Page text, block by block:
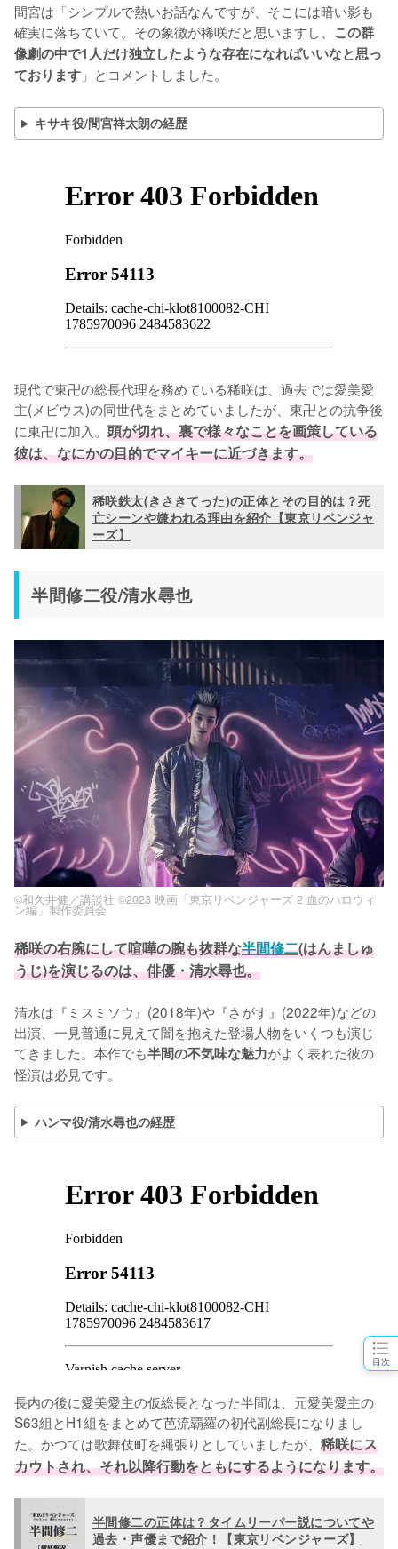
目次
間宮は「シンプルで熱いお話なんですが、そこには暗い影も
確実に落ちていて。その象徴が稀咲だと思いますし、 この群
像劇の中で1人だけ独立したような存在になればいいなと思っ
ております 」とコメントしました。
キサキ役/間宮祥太朗の経歴
現代で東卍の総長代理を務めている稀咲は、過去では愛美愛
主(メビウス)の同世代をまとめていましたが、東卍との抗争後
に東卍に加入。 頭が切れ、裏で様々なことを画策している
彼は、なにかの目的でマイキーに近づきます。
稀咲鉄太(きさきてった)の正体とその目的は？死
亡シーンや嫌われる理由を紹介【東京リベンジャ
ーズ】
半間修二役/清水尋也
©和久井健／講談社 ©2023 映画「東京リベンジャーズ 2 血のハロウィ
ン編」製作委員会
稀咲の右腕にして喧嘩の腕も抜群な半間修二(はんましゅ
うじ)を演じるのは、俳優・清水尋也。
清水は『ミスミソウ』(2018年)や『さがす』(2022年)などの
出演、一見普通に見えて闇を抱えた登場人物をいくつも演じ
てきました。本作でも半間の不気味な魅力がよく表れた彼の
怪演は必見です。
ハンマ役/清水尋也の経歴
長内の後に愛美愛主の仮総長となった半間は、元愛美愛主の
S63組とH1組をまとめて芭流覇羅の初代副総長になりまし
た。かつては歌舞伎町を縄張りとしていましたが、 稀咲にス
カウトされ、それ以降行動をともにするようになります。
半間修二の正体は？タイムリーパー説についてや
過去・声優まで紹介！【東京リベンジャーズ】